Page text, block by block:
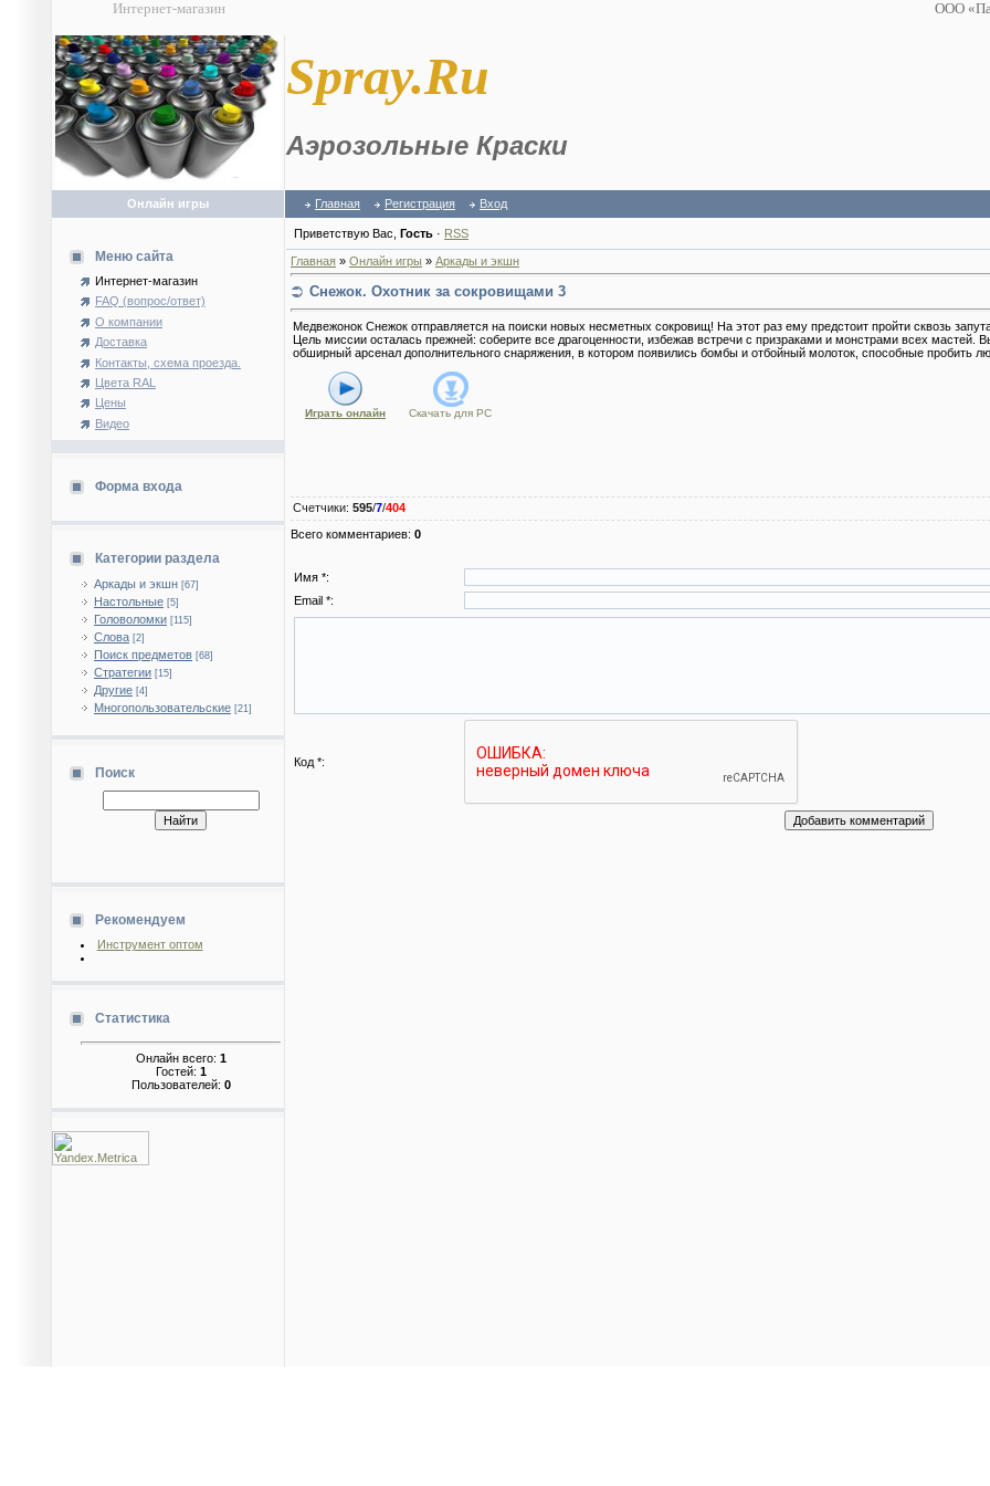
Интернет-магазин ООО
Spray.Ru
Аэрозольные Краски
Онлайн игры Главная Регистрация Вход
Меню сайта
Интернет-магазин
FAQ (вопрос/ответ)
О компании
Доставка
Контакты, схема проезда.
Цвета RAL
Цены
Видео
Форма входа
Категории раздела
Аркады и экшн [67]
Настольные [5]
Головоломки [115]
Слова [2]
Поиск предметов [68]
Стратегии [15]
Другие [4]
Многопользовательские [21]
Поиск
Рекомендуем
Инструмент оптом
Статистика
Онлайн всего: 1
Гостей: 1
Пользователей: 0
Приветствую Вас Гость · RSS
Главная » Онлайн игры » Аркады и экшн
Снежок. Охотник за сокровищами 3
Медвежонок Снежок отправляется на поиски новых несметных сокровищ! На этот раз ему предстоит пройти сквозь
Цель миссии осталась прежней: соберите все драгоценности, избежав встречи с призраками и монстрами всех мастей.
обширный арсенал дополнительного снаряжения, в котором появились бомбы и отбойный молоток, способные пробить
Играть онлайн Скачать для PC
Счетчики: 595/7/404
Всего комментариев: 0
Имя *:
Email *:
Код *: